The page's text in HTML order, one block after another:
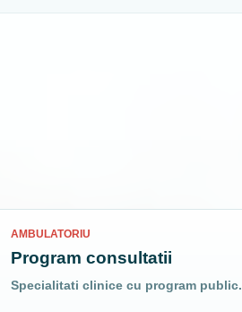
AMBULATORIU
Program consultatii
Specialitati clinice cu program public.